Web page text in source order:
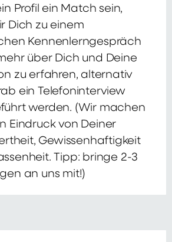
Profil ein Match sein,
Dich zu einem
Kennenlerngespräch
über Dich und Deine
zu erfahren, alternativ
ein Telefoninterview
werden. (Wir machen
Eindruck von Deiner
Gewissenhaftigkeit
Tipp: bringe 2-3
an uns mit!)